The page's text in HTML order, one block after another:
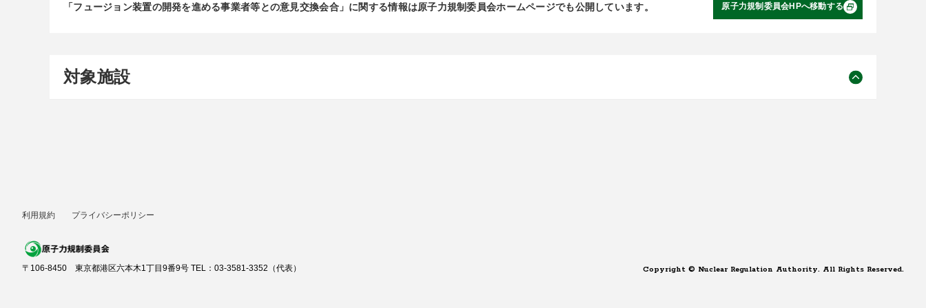
「フュージョン装置の開発を進める事業者等との意見交換会合」に関する情報は原子力規制委員会ホームページでも公開しています。 原子力規制委員会HPへ移動する
対象施設
利用規約 プライバシーポリシー
〒106-8450 東京都港区六本木1丁目9番9号 TEL：03-3581-3352（代表） Copyright © Nuclear Regulation Authority. All Rights Reserved.